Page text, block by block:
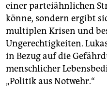
einer parteiähnlichen
könne, sondern ergibt
multiplen Krisen und
Ungerechtigkeiten.
in Bezug auf die
menschlicher
„Politik aus Notwehr.“